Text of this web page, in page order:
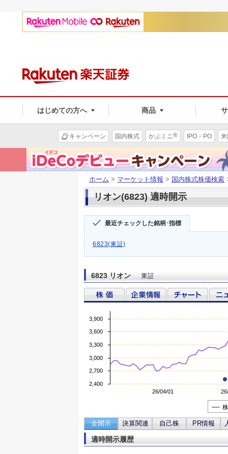
はじめての方へ 商品
キャンペーン 国内株式 かぶミニ® IPO・PO
ホーム > マーケット情報 > 国内株式株価検索
リオン(6823) 適時開示
最近チェックした銘柄･指標
6823(東証)
6823 リオン 東証